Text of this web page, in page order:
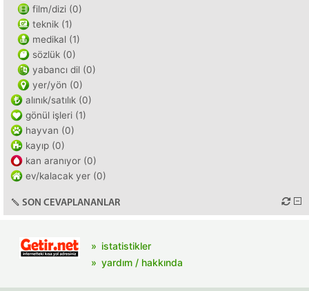
film/dizi (0)
teknik (1)
medikal (1)
sözlük (0)
yabancı dil (0)
yer/yön (0)
alınık/satılık (0)
gönül işleri (1)
hayvan (0)
kayıp (0)
kan aranıyor (0)
ev/kalacak yer (0)
SON CEVAPLANANLAR
istatistikler
yardım / hakkında